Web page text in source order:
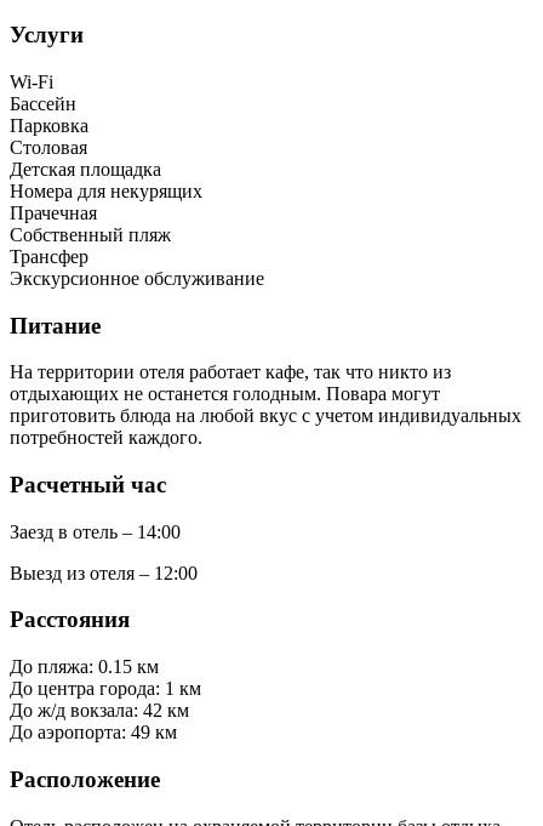
Услуги
Wi-Fi
Бассейн
Парковка
Столовая
Детская площадка
Номера для некурящих
Прачечная
Собственный пляж
Трансфер
Экскурсионное обслуживание
Питание
На территории отеля работает кафе, так что никто из
отдыхающих не останется голодным. Повара могут
приготовить блюда на любой вкус с учетом индивидуальных
потребностей каждого.
Расчетный час
Заезд в отель – 14:00
Выезд из отеля – 12:00
Расстояния
До пляжа: 0.15 км
До центра города: 1 км
До ж/д вокзала: 42 км
До аэропорта: 49 км
Расположение